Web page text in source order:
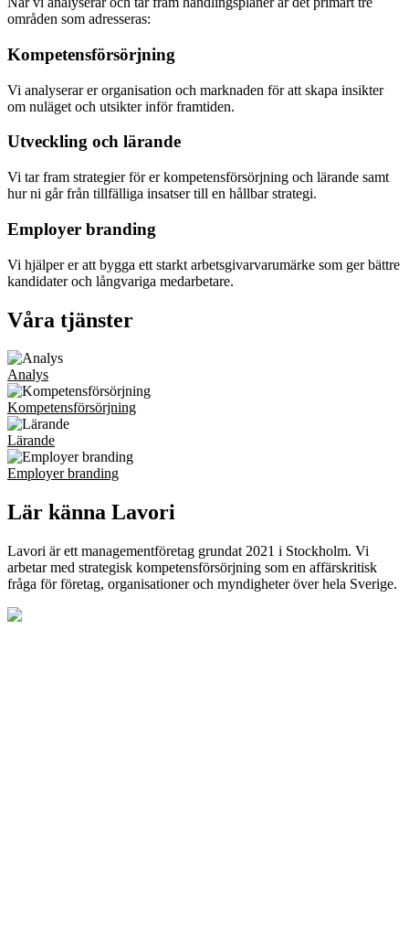
områden som adresseras:
Kompetensförsörjning
Vi analyserar er organisation och marknaden för att skapa insikter
om nuläget och utsikter inför framtiden.
Utveckling och lärande
Vi tar fram strategier för er kompetensförsörjning och lärande samt
hur ni går från tillfälliga insatser till en hållbar strategi.
Employer branding
Vi hjälper er att bygga ett starkt arbetsgivarvarumärke som ger bättre
kandidater och långvariga medarbetare.
Våra tjänster
Analys
Kompetensförsörjning
Lärande
Employer branding
Lär känna Lavori
Lavori är ett managementföretag grundat 2021 i Stockholm. Vi
arbetar med strategisk kompetensförsörjning som en affärskritisk
fråga för företag, organisationer och myndigheter över hela Sverige.